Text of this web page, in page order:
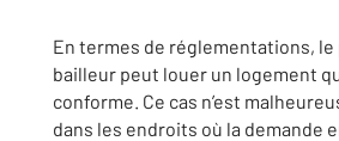
En termes de réglementations,
bailleur peut louer un logement
conforme. Ce cas n’est
dans les endroits où la demande